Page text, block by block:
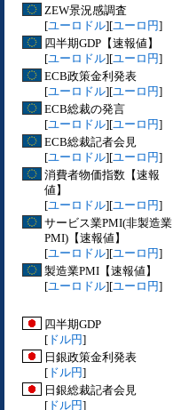
ZEW景況感調査
[ユーロドル][ユーロ円]
四半期GDP【速報値】
[ユーロドル][ユーロ円]
ECB政策金利発表
[ユーロドル][ユーロ円]
ECB総裁の発言
[ユーロドル][ユーロ円]
ECB総裁記者会見
[ユーロドル][ユーロ円]
消費者物価指数【速報
値】
[ユーロドル][ユーロ円]
サービス業PMI(非製造業
PMI)【速報値】
[ユーロドル][ユーロ円]
製造業PMI【速報値】
[ユーロドル][ユーロ円]
四半期GDP
[ ドル円]
日銀政策金利発表
[ ドル円]
日銀総裁記者会見
[ ドル円]